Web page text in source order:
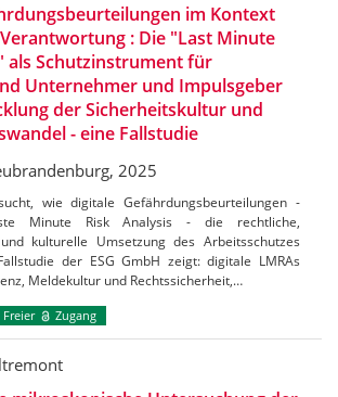
im Kontext
: Die "Last Minute
als Schutzinstrument für
Unternehmer und Impulsgeber
der Sicherheitskultur und
- eine Fallstudie
2025
wie digitale Gefährdungsbeurteilungen -
Minute Risk Analysis - die rechtliche,
kulturelle Umsetzung des Arbeitsschutzes
der ESG GmbH zeigt: digitale LMRAs
Meldekultur und Rechtssicherheit,…
Freier Zugang